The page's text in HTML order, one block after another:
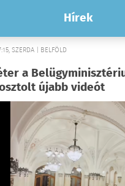
Hírek
SZERDA | BELFÖLD
a
újabb videót